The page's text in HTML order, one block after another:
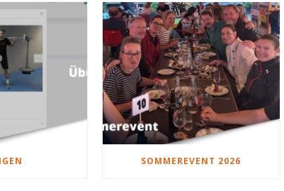
SOMMEREVENT 2026